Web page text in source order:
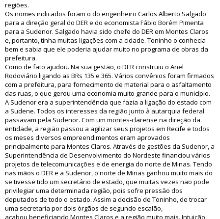
regiões.
Os nomes indicados foram o do engenheiro Carlos Alberto Salgado
para a direção geral do DER e do economista Fábio Borém Pimenta
para a Sudenor. Salgado havia sido chefe do DER em Montes Claros
e, portanto, tinha muitas ligações com a cidade. Toninho o conhecia
bem e sabia que ele poderia ajudar muito no programa de obras da
prefeitura.
Como de fato ajudou. Na sua gestão, o DER construiu o Anel
Rodoviário ligando as BRs 135 e 365. Vários convênios foram firmados
com a prefeitura, para fornecimento de material para o asfaltamento
das ruas, o que gerou uma economia muito grande para o município.
A Sudenor era a superintendência que fazia a ligação do estado com
a Sudene. Todos os interesses da região junto à autarquia federal
passavam pela Sudenor. Com um montes-clarense na direção da
entidade, a região passou a agilizar seus projetos em Recife e todos
os meses diversos empreendimentos eram aprovados
principalmente para Montes Claros. Através de gestões da Sudenor, a
Superintendência de Desenvolvimento do Nordeste financiou vários
projetos de telecomunicações e de energia do norte de Minas. Tendo
nas mãos o DER e a Sudenor, o norte de Minas ganhou muito mais do
se tivesse tido um secretário de estado, que muitas vezes não pode
privilegiar uma determinada região, pois sofre pressão dos
deputados de todo o estado. Assim a decisão de Toninho, de trocar
uma secretaria por dois órgãos de segundo escalão,
acabou beneficiando Montes Claros e a região muito mais. Intuição,